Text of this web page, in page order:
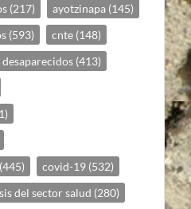
(217) ayotzinapa (145)
(593) cnte (148)
(413)
(445) covid-19 (532)
del sector salud (280)